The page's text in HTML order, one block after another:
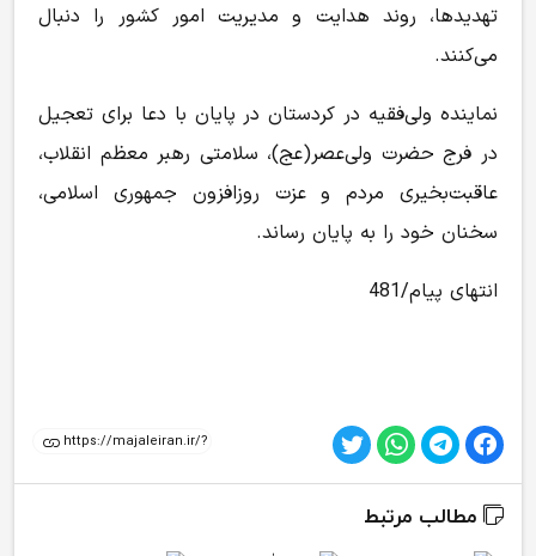
تهدیدها، روند هدایت و مدیریت امور کشور را دنبال
می‌کنند.
نماینده ولی‌فقیه در کردستان در پایان با دعا برای تعجیل
در فرج حضرت ولی‌عصر(عج)، سلامتی رهبر معظم انقلاب،
عاقبت‌بخیری مردم و عزت روزافزون جمهوری اسلامی،
سخنان خود را به پایان رساند.
انتهای پیام/481
مطالب مرتبط